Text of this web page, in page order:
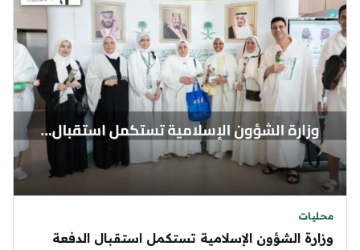
محليات
وزارة الشؤون الإسلامية تستكمل استقبال الدفعة